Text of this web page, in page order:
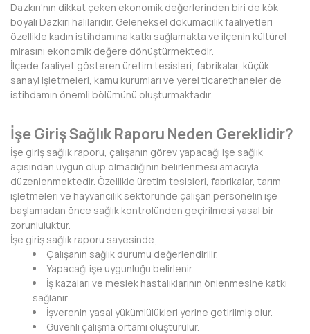
ÇANAKKALE
ÇANKIRI
ÇORUM
DİYARBAKIR
DÜZCE
EDİRNE
ELAZIĞ
ERZİNCAN
ERZURUM
ESKİŞEHİR
Dazkırı'nın dikkat çeken ekonomik değerlerinden biri de kök
boyalı Dazkırı halılarıdır. Geleneksel dokumacılık faaliyetleri
özellikle kadın istihdamına katkı sağlamakta ve ilçenin kültürel
mirasını ekonomik değere dönüştürmektedir.
İlçede faaliyet gösteren üretim tesisleri, fabrikalar, küçük
sanayi işletmeleri, kamu kurumları ve yerel ticarethaneler de
istihdamın önemli bölümünü oluşturmaktadır.
İşe Giriş Sağlık Raporu Neden Gereklidir?
İşe giriş sağlık raporu, çalışanın görev yapacağı işe sağlık
açısından uygun olup olmadığının belirlenmesi amacıyla
düzenlenmektedir. Özellikle üretim tesisleri, fabrikalar, tarım
işletmeleri ve hayvancılık sektöründe çalışan personelin işe
başlamadan önce sağlık kontrolünden geçirilmesi yasal bir
zorunluluktur.
İşe giriş sağlık raporu sayesinde;
Çalışanın sağlık durumu değerlendirilir.
Yapacağı işe uygunluğu belirlenir.
İş kazaları ve meslek hastalıklarının önlenmesine katkı
sağlanır.
İşverenin yasal yükümlülükleri yerine getirilmiş olur.
Güvenli çalışma ortamı oluşturulur.